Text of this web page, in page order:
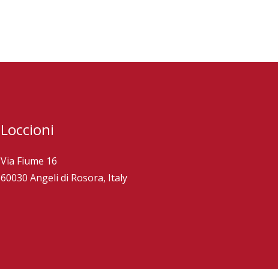
Loccioni
Via Fiume 16
60030 Angeli di Rosora, Italy